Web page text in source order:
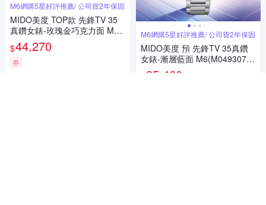
M6網購5星好評推薦/ 公司貨2年保固
MIDO美度 TOP款 先鋒TV 35
真鑽女錶-玫瑰金巧克力面 M6
(M0493073329600)
$44,270
券
M6網購5星好評推薦/ 公司貨2年保固
MIDO美度 預 先鋒TV 35真鑽
女錶-漸層藍面 M6(M04930711
04100)
35,460